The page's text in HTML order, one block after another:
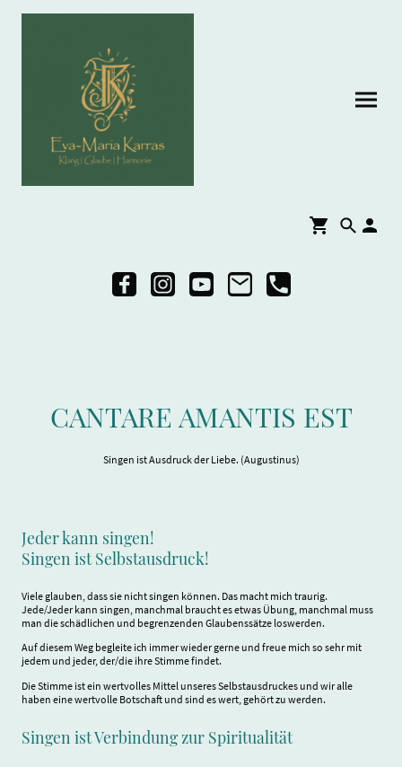
CANTARE AMANTIS EST
Singen ist Ausdruck der Liebe. (Augustinus)
Jeder kann singen!
Singen ist Selbstausdruck!
Viele glauben, dass sie nicht singen können. Das macht mich traurig.
Jede/Jeder kann singen, manchmal braucht es etwas Übung, manchmal muss
man die schädlichen und begrenzenden Glaubenssätze loswerden.
Auf diesem Weg begleite ich immer wieder gerne und freue mich so sehr mit
jedem und jeder, der/die ihre Stimme findet.
Die Stimme ist ein wertvolles Mittel unseres Selbstausdruckes und wir alle
haben eine wertvolle Botschaft und sind es wert, gehört zu werden.
Singen ist Verbindung zur Spiritualität